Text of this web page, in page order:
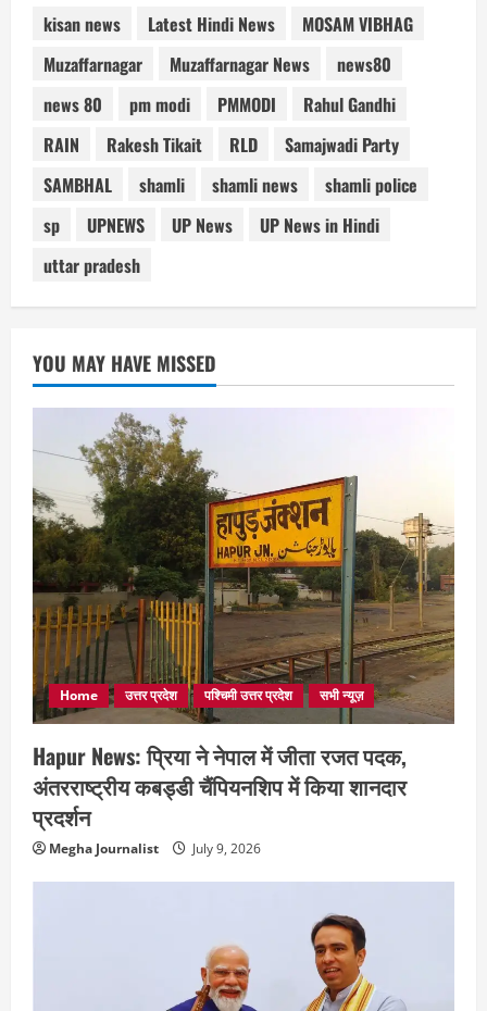
kisan news
Latest Hindi News
MOSAM VIBHAG
Muzaffarnagar
Muzaffarnagar News
news80
news 80
pm modi PMMODI
Rahul Gandhi
RAIN
Rakesh Tikait RLD
Samajwadi Party
SAMBHAL
shamli shamli news
shamli police
sp
UPNEWS UP News
UP News in Hindi
uttar pradesh
YOU MAY HAVE MISSED
Home उत्तर प्रदेश पश्चिमी उत्तर प्रदेश सभी न्यूज़
Hapur News: प्रिया ने नेपाल में जीता रजत पदक,
अंतरराष्ट्रीय कबड्डी चैंपियनशिप में किया शानदार
प्रदर्शन
Megha Journalist July 9, 2026